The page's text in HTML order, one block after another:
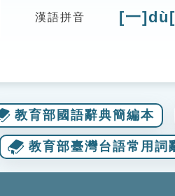
漢語拼音 [一
教育部國語辭典簡編本
教育部臺灣台語常用詞